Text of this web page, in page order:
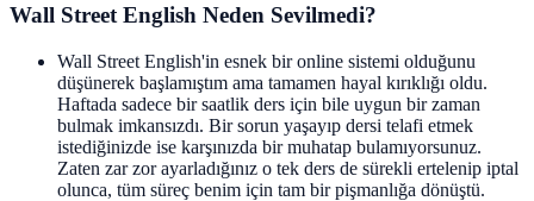
Wall Street English Neden Sevilmedi?
Wall Street English'in esnek bir online sistemi olduğunu
düşünerek başlamıştım ama tamamen hayal kırıklığı oldu.
Haftada sadece bir saatlik ders için bile uygun bir zaman
bulmak imkansızdı. Bir sorun yaşayıp dersi telafi etmek
istediğinizde ise karşınızda bir muhatap bulamıyorsunuz.
Zaten zar zor ayarladığınız o tek ders de sürekli ertelenip iptal
olunca, tüm süreç benim için tam bir pişmanlığa dönüştü.